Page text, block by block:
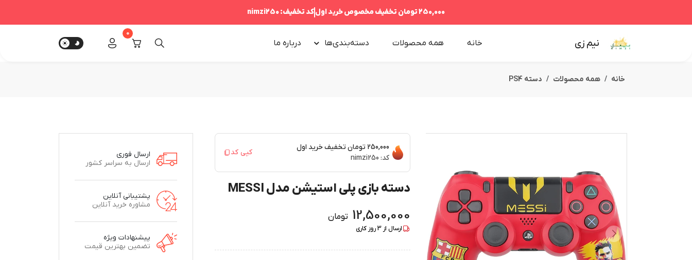
250,000 تومان تخفیف مخصوص خرید اولکد تخفیف:nimzi250
نیم زی خانه همه محصولات دسته‌بندی‌ها درباره‌ ما
0
خانه همه محصولات دسته PS4
250,000 تومان
تخفیف خرید اول
کد: nimzi250
کپی کد
دسته بازی پلی استیشن مدل MESSI
12,500,000 تومان
ارسال از 3روز کاری
ارسال فوری
ارسال به سراسر کشور
پشتیبانی آنلاین
مشاوره خرید آنلاین
پیشنهادات ویژه
تضمین بهترین قیمت